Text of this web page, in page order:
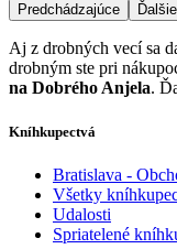
Predchádzajúce Ďalšie
Aj z drobných vecí sa
drobným ste pri
na Dobrého Anjela.
Kníhkupectvá
Bratislava -
Všetky
Udalosti
Spriatelené